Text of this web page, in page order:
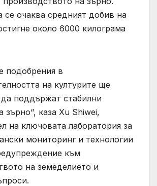
се очаква средният добив на
около 6000 килограма
подобрения в
на културите ще
поддържат стабилни
зърно“, каза Xu Shiwei,
на ключовата лаборатория за
мониторинг и технологии
към
на земеделието и